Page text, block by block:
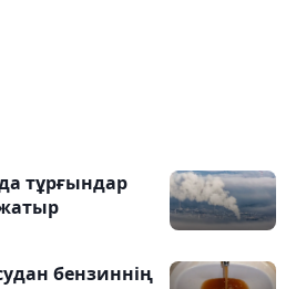
тұрғындар
бензиннің